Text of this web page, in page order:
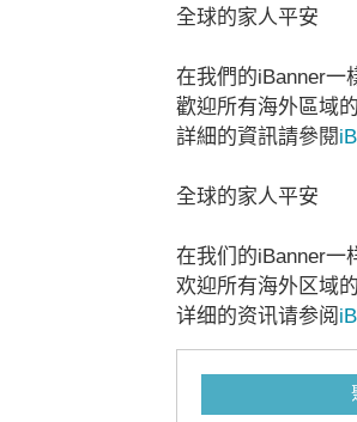
全球的家人平安
在我們的iBanner一
歡迎所有海外區域
詳細的資訊請參閱
全球的家人平安
在我们的iBanner一
欢迎所有海外区域
详细的资讯请参阅